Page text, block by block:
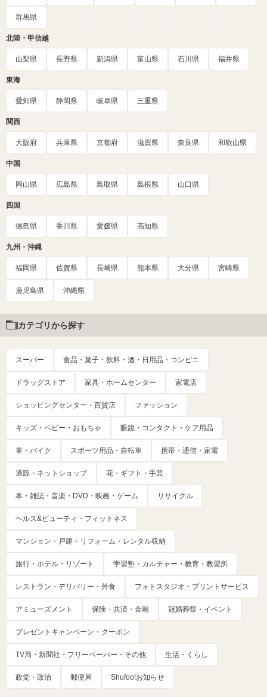
群馬県
北陸・甲信越
山梨県 長野県 新潟県 富山県 石川県 福井県
東海
愛知県 静岡県 岐阜県 三重県
関西
大阪府 兵庫県 京都府 滋賀県 奈良県 和歌山県
中国
岡山県 広島県 鳥取県 島根県 山口県
四国
徳島県 香川県 愛媛県 高知県
九州・沖縄
福岡県 佐賀県 長崎県 熊本県 大分県 宮崎県
鹿児島県 沖縄県
カテゴリから探す
スーパー 食品・菓子・飲料・酒・日用品・コンビニ
ドラッグストア 家具・ホームセンター 家電店
ショッピングセンター・百貨店 ファッション
キッズ・ベビー・おもちゃ 眼鏡・コンタクト・ケア用品
車・バイク スポーツ用品・自転車 携帯・通信・家電
通販・ネットショップ 花・ギフト・手芸
本・雑誌・音楽・DVD・映画・ゲーム リサイクル
ヘルス&ビューティ・フィットネス
マンション・戸建・リフォーム・レンタル収納
旅行・ホテル・リゾート 学習塾・カルチャー・教育・教習所
レストラン・デリバリー・外食 フォトスタジオ・プリントサービス
アミューズメント 保険・共済・金融 冠婚葬祭・イベント
プレゼントキャンペーン・クーポン
TV局・新聞社・フリーペーパー・その他 生活・くらし
政党・政治 郵便局 Shufoo!お知らせ